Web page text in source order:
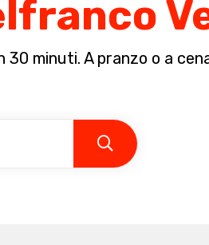
minuti. A pranzo o a